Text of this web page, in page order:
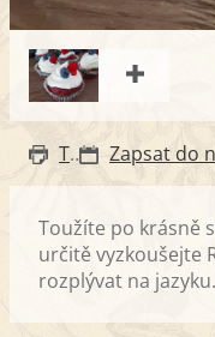
Tisk
Toužíte po krásně
určitě vyzkoušejte
rozplývat na jazyku.